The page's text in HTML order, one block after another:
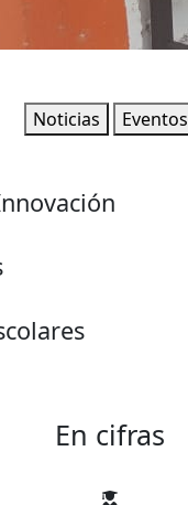
Noticias
Eventos
En cifras